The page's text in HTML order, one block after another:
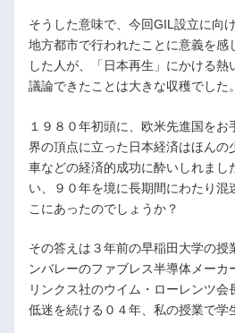
そうした意味で、今回GIL設立に向
地方都市で行われたことに意義を感
した人が、「日本再生」にかける熱
議論できたことは大きな収穫でした。
１９８０年初頭に、欧米先進国を
界の頂点に立った日本経済はほんの
車などの経済的成功に酔いしれまし
い、９０年を境に長期間にわたり混
こにあったのでしょうか？
その答えは３年前の早稲田大学の授
ンバレーのファブレス半導体メーカ
リンクス社のウイム・ローレンツ
低迷を続ける０４年、私の授業で学